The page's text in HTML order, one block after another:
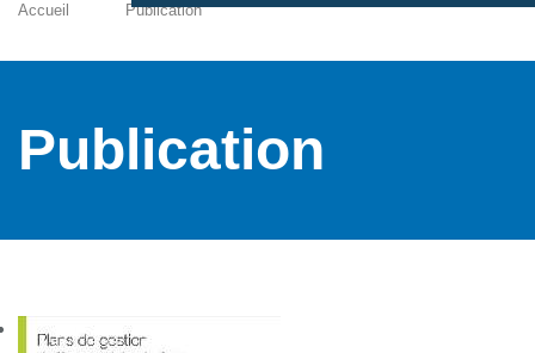
Accueil Publication
Publication